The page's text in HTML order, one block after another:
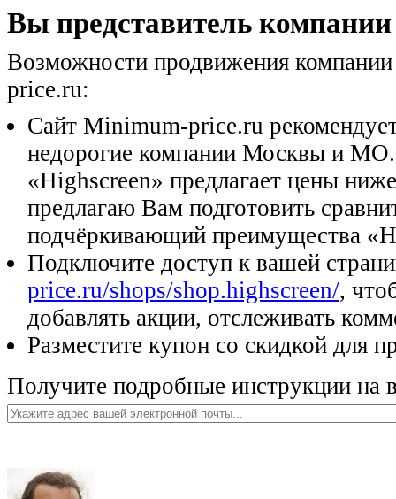
Вы представитель
Возможности продвижения
price.ru:
Сайт Minimum-price.ru
недорогие компании Москвы и
«Highscreen» предлагает цены
предлагаю Вам подготовить
подчёркивающий преимущества
Подключите доступ к вашей
price.ru/shops/shop.highscreen/,
добавлять акции, отслеживать
Разместите купон со скидкой для
Получите подробные инструкции на